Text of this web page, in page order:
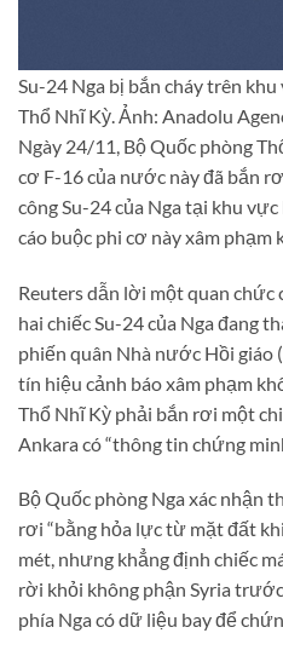
Su-24 Nga bị bắn cháy trên
Thổ Nhĩ Kỳ. Ảnh: Anadolu
Ngày 24/11, Bộ Quốc phòng
cơ F-16 của nước này đã bắn
công Su-24 của Nga tại khu
cáo buộc phi cơ này xâm phạm
Reuters dẫn lời một quan chức
hai chiếc Su-24 của Nga đang
phiến quân Nhà nước Hồi giáo
tín hiệu cảnh báo xâm phạm
Thổ Nhĩ Kỳ phải bắn rơi một
Ankara có “thông tin chứng
Bộ Quốc phòng Nga xác nhận
rơi “bằng hỏa lực từ mặt đất
mét, nhưng khẳng định chiếc
rời khỏi không phận Syria
phía Nga có dữ liệu bay để